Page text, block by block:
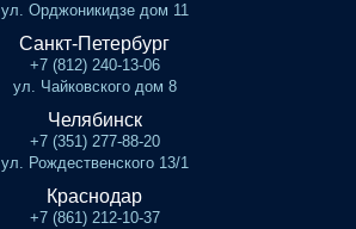
ул. Орджоникидзе дом 11
Санкт-Петербург
+7 (812) 240-13-06
ул. Чайковского дом 8
Челябинск
+7 (351) 277-88-20
ул. Рождественского 13/1
Краснодар
+7 (861) 212-10-37